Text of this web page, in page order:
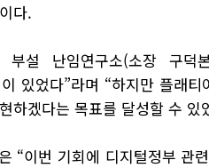
다.
설 난임연구소(소장 구
있었다”라며 “하지만 플래
하겠다는 목표를 달성할 수 있
“이번 기회에 디지털정부 관